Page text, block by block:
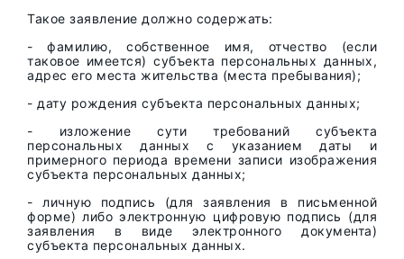
Такое заявление должно содержать:
- фамилию, собственное имя, отчество (если
таковое имеется) субъекта персональных данных,
адрес его места жительства (места пребывания);
- дату рождения субъекта персональных данных;
- изложение сути требований субъекта
персональных данных с указанием даты и
примерного периода времени записи изображения
субъекта персональных данных;
- личную подпись (для заявления в письменной
форме) либо электронную цифровую подпись (для
заявления в виде электронного документа)
субъекта персональных данных.